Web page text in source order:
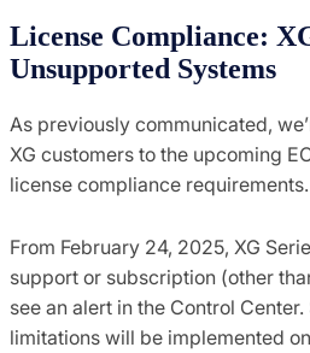
License Compliance:
Unsupported Systems
As previously communicated,
XG customers to the upcoming
license compliance requirements.
From February 24, 2025, XG
support or subscription (other
see an alert in the Control
limitations will be implemented